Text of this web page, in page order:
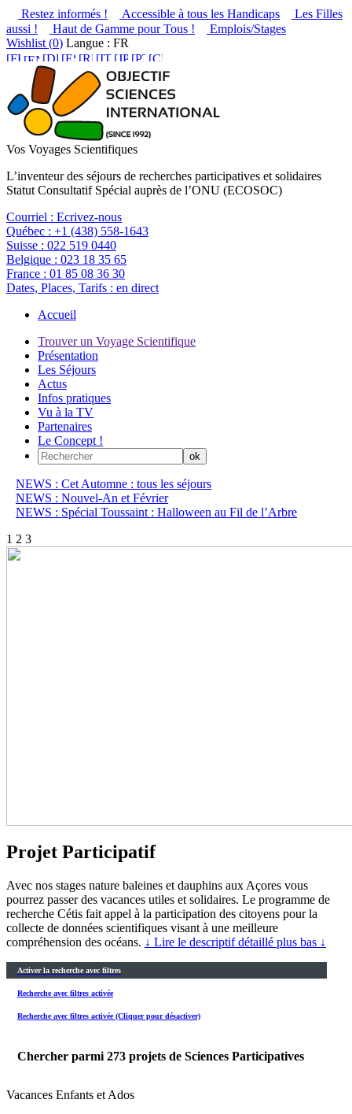
Restez informés ! Accessible à tous les Handicaps
Les Filles
aussi !
Haut de Gamme pour Tous !
Emplois/Stages
Wishlist (0) Langue : FR
Vos Voyages Scientifiques
L’inventeur des séjours de recherches participatives et solidaires
Statut Consultatif Spécial auprès de l’ONU (ECOSOC)
Courriel : Ecrivez-nous
Québec : +1 (438) 558-1643
Suisse : 022 519 0440
Belgique : 023 18 35 65
France : 01 85 08 36 30
Dates, Places, Tarifs : en direct
Accueil
Trouver un Voyage Scientifique
Présentation
Les Séjours
Actus
Infos pratiques
Vu à la TV
Partenaires
Le Concept !
NEWS : Cet Automne : tous les séjours
NEWS : Nouvel-An et Février
NEWS : Spécial Toussaint : Halloween au Fil de l’Arbre
1 2 3
Projet Participatif
Avec nos stages nature baleines et dauphins aux Açores vous
pourrez passer des vacances utiles et solidaires. Le programme de
recherche Cétis fait appel à la participation des citoyens pour la
collecte de données scientifiques visant à une meilleure
compréhension des océans. ↓ Lire le descriptif détaillé plus bas ↓
Activer la recherche avec filtres
Recherche avec filtres activée
Recherche avec filtres activée (Cliquer pour désactiver)
Chercher parmi 273 projets de Sciences Participatives
Vacances Enfants et Ados